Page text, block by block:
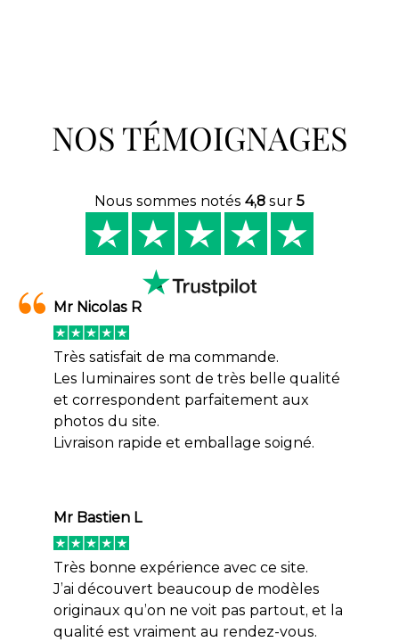
NOS TÉMOIGNAGES
Nous sommes notés 4,8 sur 5
Mr Nicolas R
Très satisfait de ma commande.
Les luminaires sont de très belle qualité
et correspondent parfaitement aux
photos du site.
Livraison rapide et emballage soigné.
Mr Bastien L
Très bonne expérience avec ce site.
J’ai découvert beaucoup de modèles
originaux qu’on ne voit pas partout, et la
qualité est vraiment au rendez-vous.